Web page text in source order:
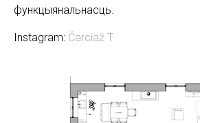
функцыянальнасць.
Instagram: Čarciaž T